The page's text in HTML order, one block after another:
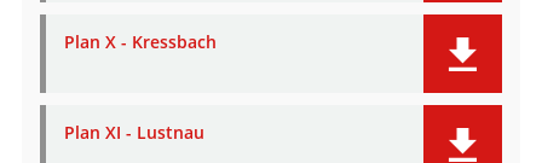
Plan X - Kressbach
Plan XI - Lustnau